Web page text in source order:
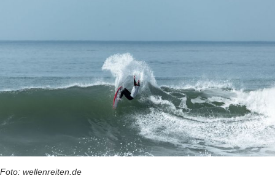
Foto: wellenreiten.de